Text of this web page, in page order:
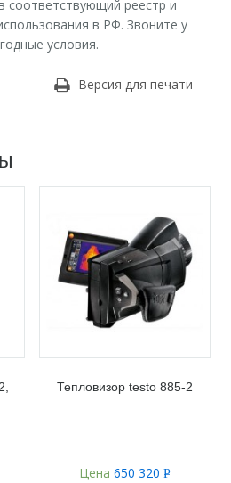
соответствующий реестр и
в РФ. Звоните у
условия.
Версия для печати
Тепловизор testo 885-2
Цена650 320Р